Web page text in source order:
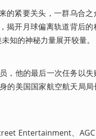
的紧要关头，一群乌合
揭开月球偏离轨道背后的
知的神秘力量展开较量。
，他的最后一次任务以失
的美国国家航空航天局局
Entertainment、